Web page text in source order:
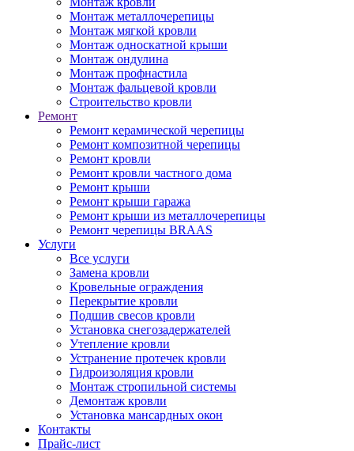
Монтаж металлочерепицы
Монтаж мягкой кровли
Монтаж односкатной крыши
Монтаж ондулина
Монтаж профнастила
Монтаж фальцевой кровли
Строительство кровли
Ремонт
Ремонт керамической черепицы
Ремонт композитной черепицы
Ремонт кровли
Ремонт кровли частного дома
Ремонт крыши
Ремонт крыши гаража
Ремонт крыши из металлочерепицы
Ремонт черепицы BRAAS
Услуги
Все услуги
Замена кровли
Кровельные ограждения
Перекрытие кровли
Подшив свесов кровли
Установка снегозадержателей
Утепление кровли
Устранение протечек кровли
Гидроизоляция кровли
Монтаж стропильной системы
Демонтаж кровли
Установка мансардных окон
Контакты
Прайс-лист